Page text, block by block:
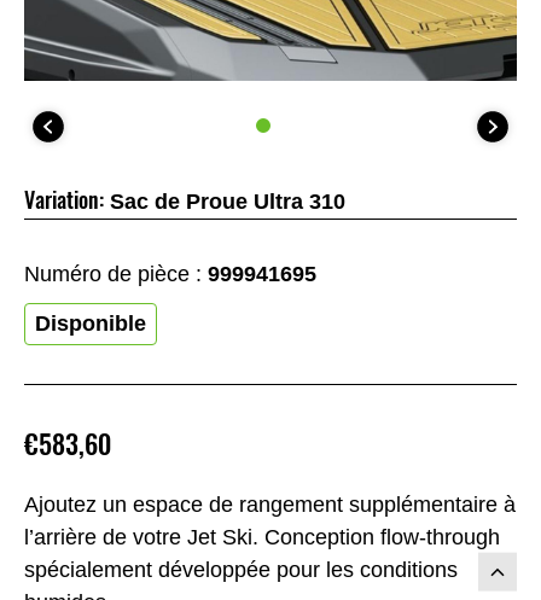
Ajoutez un espace de rangement supplémentaire à
l’arrière de votre Jet Ski. Conception flow-through
spécialement développée pour les conditions
€583,60
Variation: Sac de Proue Ultra 310
Numéro de pièce : 999941695
Disponible